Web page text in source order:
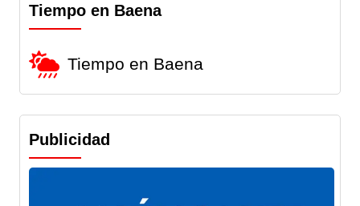
Tiempo en Baena
Tiempo en Baena
Publicidad